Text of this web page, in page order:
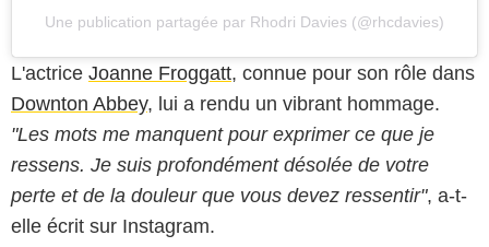
Une publication partagée par Rhodri Davies (@rhcdavies)
L'actrice Joanne Froggatt, connue pour son rôle dans
Downton Abbey, lui a rendu un vibrant hommage.
"Les mots me manquent pour exprimer ce que je
ressens. Je suis profondément désolée de votre
perte et de la douleur que vous devez ressentir", a-t-
elle écrit sur Instagram.